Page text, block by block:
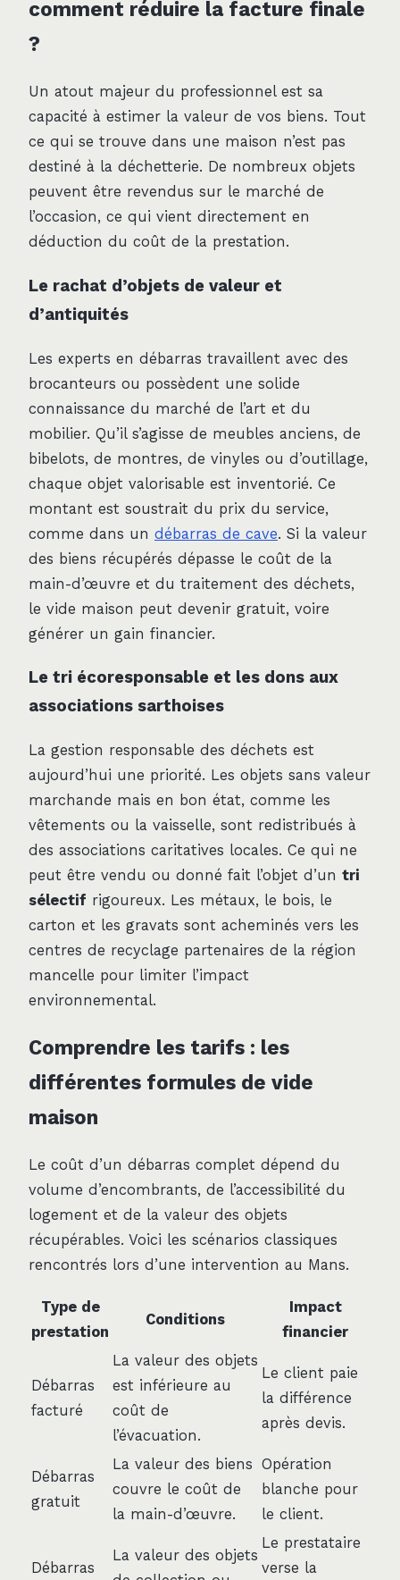
comment réduire la facture finale
?
Un atout majeur du professionnel est sa
capacité à estimer la valeur de vos biens. Tout
ce qui se trouve dans une maison n’est pas
destiné à la déchetterie. De nombreux objets
peuvent être revendus sur le marché de
l’occasion, ce qui vient directement en
déduction du coût de la prestation.
Le rachat d’objets de valeur et
d’antiquités
Les experts en débarras travaillent avec des
brocanteurs ou possèdent une solide
connaissance du marché de l’art et du
mobilier. Qu’il s’agisse de meubles anciens, de
bibelots, de montres, de vinyles ou d’outillage,
chaque objet valorisable est inventorié. Ce
montant est soustrait du prix du service,
comme dans un débarras de cave. Si la valeur
des biens récupérés dépasse le coût de la
main-d’œuvre et du traitement des déchets,
le vide maison peut devenir gratuit, voire
générer un gain financier.
Le tri écoresponsable et les dons aux
associations sarthoises
La gestion responsable des déchets est
aujourd’hui une priorité. Les objets sans valeur
marchande mais en bon état, comme les
vêtements ou la vaisselle, sont redistribués à
des associations caritatives locales. Ce qui ne
peut être vendu ou donné fait l’objet d’un tri
sélectif rigoureux. Les métaux, le bois, le
carton et les gravats sont acheminés vers les
centres de recyclage partenaires de la région
mancelle pour limiter l’impact
environnemental.
Comprendre les tarifs : les
différentes formules de vide
maison
Le coût d’un débarras complet dépend du
volume d’encombrants, de l’accessibilité du
logement et de la valeur des objets
récupérables. Voici les scénarios classiques
rencontrés lors d’une intervention au Mans.
Type de
prestation
Conditions
Impact
financier
Débarras
facturé
La valeur des objets
est inférieure au
coût de
l’évacuation.
Le client paie
la différence
après devis.
Débarras
gratuit
La valeur des biens
couvre le coût de
la main-d’œuvre.
Opération
blanche pour
le client.
Débarras
La valeur des objets
Le prestataire
verse la